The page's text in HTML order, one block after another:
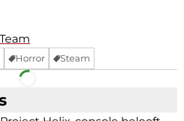
Horror Steam
Telegram